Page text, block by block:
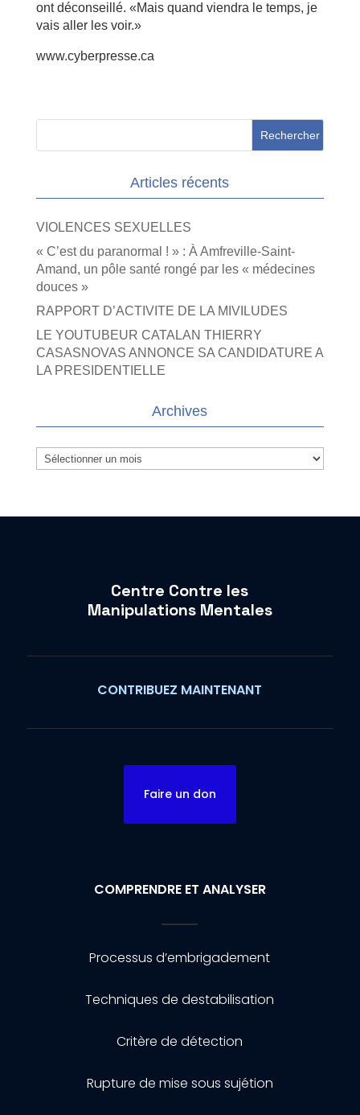
ont déconseillé. «Mais quand viendra le temps, je
vais aller les voir.»
www.cyberpresse.ca
Articles récents
VIOLENCES SEXUELLES
« C’est du paranormal ! » : À Amfreville-Saint-
Amand, un pôle santé rongé par les « médecines
douces »
RAPPORT D’ACTIVITE DE LA MIVILUDES
LE YOUTUBEUR CATALAN THIERRY
CASASNOVAS ANNONCE SA CANDIDATURE A
LA PRESIDENTIELLE
Archives
Archives
Centre Contre les
Manipulations Mentales
CONTRIBUEZ MAINTENANT
Faire un don
COMPRENDRE ET ANALYSER
Processus d’embrigadement
Techniques de destabilisation
Critère de détection
Rupture de mise sous sujétion